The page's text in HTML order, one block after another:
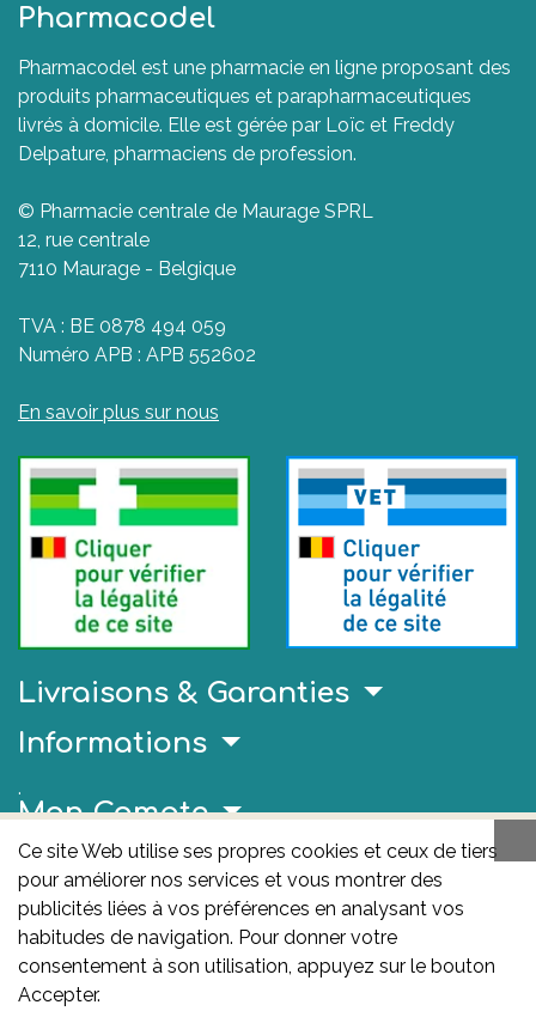
Pharmacodel
Pharmacodel est une pharmacie en ligne proposant des
produits pharmaceutiques et parapharmaceutiques
livrés à domicile. Elle est gérée par Loïc et Freddy
Delpature, pharmaciens de profession.
© Pharmacie centrale de Maurage SPRL
12, rue centrale
7110 Maurage - Belgique
TVA : BE 0878 494 059
Numéro APB : APB 552602
En savoir plus sur nous
Livraisons & Garanties
Ce site Web utilise ses propres cookies et ceux de tiers
pour améliorer nos services et vous montrer des
publicités liées à vos préférences en analysant vos
habitudes de navigation. Pour donner votre
consentement à son utilisation, appuyez sur le bouton
Accepter.
Informations
.
Mon Compte
Liens Utiles
AFMPS
L'AFMPS est l’autorité compétente en matière de
médicaments et de produits de santé en Belgique. Ce